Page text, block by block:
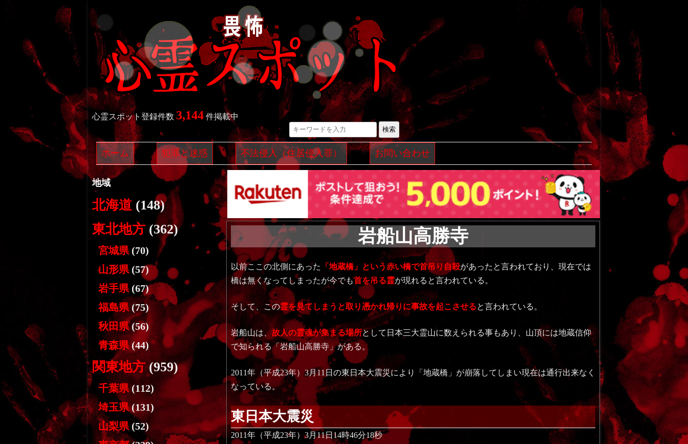
心霊スポット登録件数 3,144 件掲載中
検索
コ
ン
テ
ン
へ
ス
キ
プ
ホーム 犯罪と迷惑 不法侵入（住居侵入罪） お問い合わせ
岩船山高勝寺
以前ここの北側にあった 「地蔵橋」という赤い橋で首吊り自殺があったと言われており、現在では
橋は無くなってしまったが今でも首を吊る霊が現れると言われている。
そして、この霊を見てしまうと取り憑かれ帰りに事故を起こさせると言われている。
岩船山は、故人の霊魂が集まる場所として日本三大霊山に数えられる事もあり、山頂には地蔵信仰
で知られる「岩船山高勝寺」がある。
2011年（平成23年）3月11日の東日本大震災により「地蔵橋」が崩落してしまい現在は通行出来なく
なっている。
東日本大震災
2011年（平成23年）3月11日14時46分18秒
地域
北海道(148)
東北地方 (362)
宮城県 (70)
山形県 (57)
岩手県 (67)
福島県 (75)
秋田県(56)
青森県(44)
関東地方(959)
千葉県 (112)
埼玉県(131)
山梨県(52)